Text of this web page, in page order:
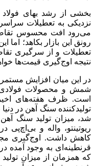
بخشی از رشد بهای
نزدیکی به تعطیلات
می‌رود افت محسوس
رونق این بازار بکاهد؛ اما
تعطیلات و از سرگیری
نتیجه اوج‌گیری قیمت‌ها
در این میان افزایش
شمش و محصولات فولادی
است. ظرف هفته‌های
شد، میزان تولید سنگ
ریوتینتو، واله و
قرنطینه‌ای به وجود آمده
که همزمان از میزان